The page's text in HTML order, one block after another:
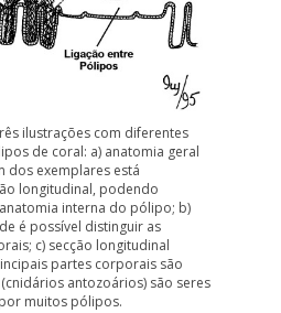
ilustrações com diferentes
de coral: a) anatomia geral
dos exemplares está
longitudinal, podendo
interna do pólipo; b)
é possível distinguir as
c) secção longitudinal
partes corporais são
antozoários) são seres
muitos pólipos.